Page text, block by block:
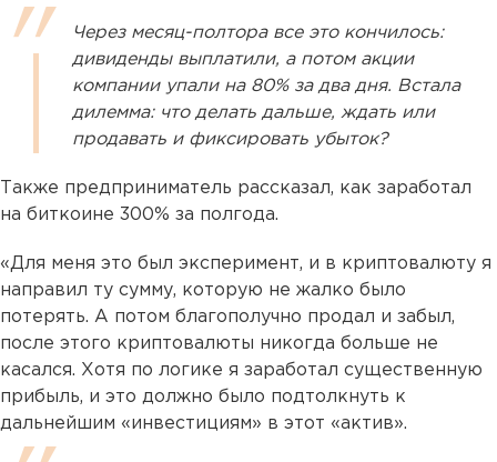
Через месяц-полтора все это кончилось:
дивиденды выплатили, а потом акции
компании упали на 80% за два дня. Встала
дилемма: что делать дальше, ждать или
продавать и фиксировать убыток?
Также предприниматель рассказал, как заработал
на биткоине 300% за полгода.
«Для меня это был эксперимент, и в криптовалюту я
направил ту сумму, которую не жалко было
потерять. А потом благополучно продал и забыл,
после этого криптовалюты никогда больше не
касался. Хотя по логике я заработал существенную
прибыль, и это должно было подтолкнуть к
дальнейшим «инвестициям» в этот «актив».